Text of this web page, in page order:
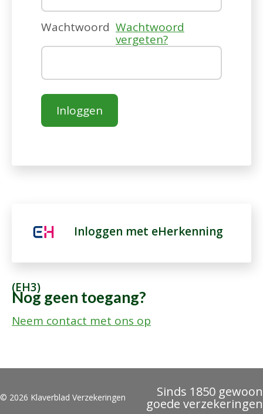
Wachtwoord Wachtwoord
vergeten?
Inloggen
Inloggen met eHerkenning
(EH3)
Nog geen toegang?
Neem contact met ons op
© 2026 Klaverblad Verzekeringen Sinds 1850 gewoon
goede verzekeringen